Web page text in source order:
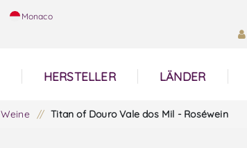
Monaco
HERSTELLER LÄNDER
Weine / Titan of Douro Vale dos Mil - Roséwein